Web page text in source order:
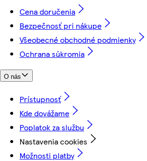
Cena doručenia
Bezpečnosť pri nákupe
Všeobecné obchodné podmienky
Ochrana súkromia
O nás
Prístupnosť
Kde dovážame
Poplatok za službu
Nastavenia cookies
Možnosti platby